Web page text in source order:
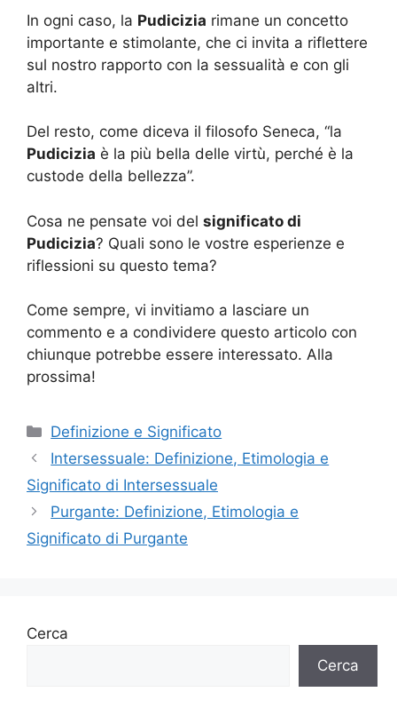
In ogni caso, la Pudicizia rimane un concetto
importante e stimolante, che ci invita a riflettere
sul nostro rapporto con la sessualità e con gli
altri.
Del resto, come diceva il filosofo Seneca, “la
Pudicizia è la più bella delle virtù, perché è la
custode della bellezza”.
Cosa ne pensate voi del significato di
Pudicizia? Quali sono le vostre esperienze e
riflessioni su questo tema?
Come sempre, vi invitiamo a lasciare un
commento e a condividere questo articolo con
chiunque potrebbe essere interessato. Alla
prossima!
Categorie
Definizione e Significato
Intersessuale: Definizione, Etimologia e
Significato di Intersessuale
Purgante: Definizione, Etimologia e
Significato di Purgante
Cerca
Cerca